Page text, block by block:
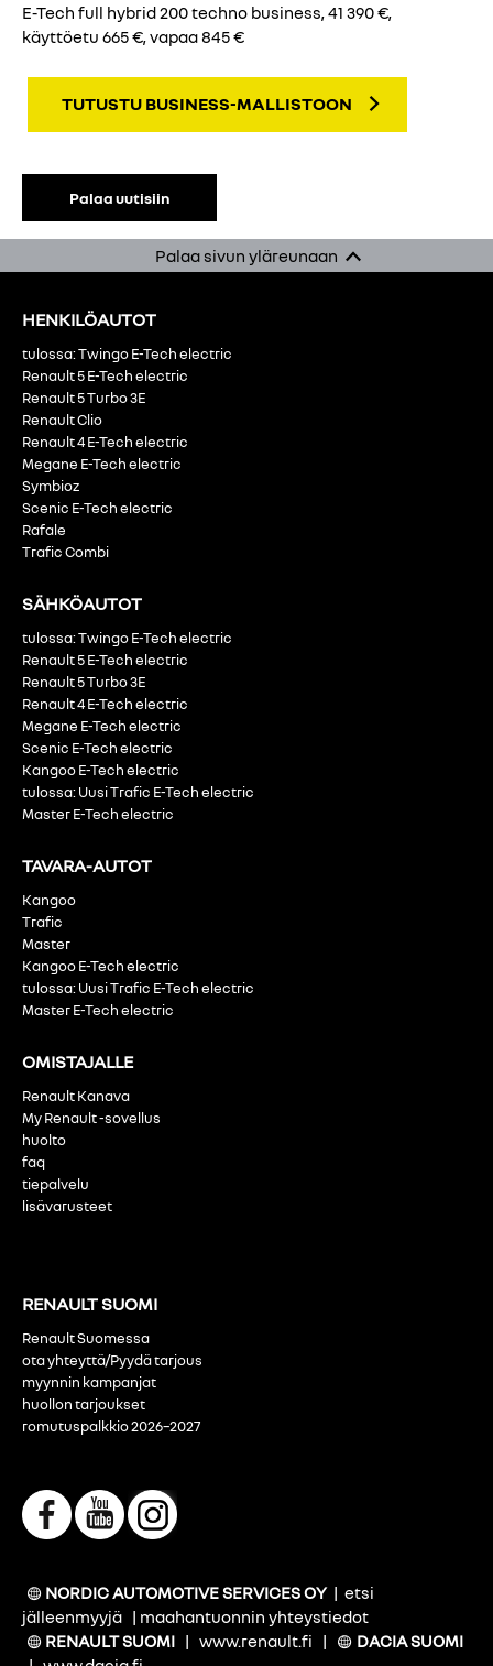
E-Tech full hybrid 200 techno business, 41 390 €,
käyttöetu 665 €, vapaa 845 €
TUTUSTU BUSINESS-MALLISTOON
Palaa uutisiin
Palaa sivun yläreunaan
HENKILÖAUTOT
tulossa: Twingo E-Tech electric
Renault 5 E-Tech electric
Renault 5 Turbo 3E
Renault Clio
Renault 4 E-Tech electric
Megane E-Tech electric
Symbioz
Scenic E-Tech electric
Rafale
Trafic Combi
SÄHKÖAUTOT
tulossa: Twingo E-Tech electric
Renault 5 E-Tech electric
Renault 5 Turbo 3E
Renault 4 E-Tech electric
Megane E-Tech electric
Scenic E-Tech electric
Kangoo E-Tech electric
tulossa: Uusi Trafic E-Tech electric
Master E-Tech electric
TAVARA-AUTOT
Kangoo
Trafic
Master
Kangoo E-Tech electric
tulossa: Uusi Trafic E-Tech electric
Master E-Tech electric
OMISTAJALLE
Renault Kanava
My Renault -sovellus
huolto
faq
tiepalvelu
lisävarusteet
RENAULT SUOMI
Renault Suomessa
ota yhteyttä/Pyydä tarjous
myynnin kampanjat
huollon tarjoukset
romutuspalkkio 2026–2027
NORDIC AUTOMOTIVE SERVICES OY | etsi
jälleenmyyjä | maahantuonnin yhteystiedot
RENAULT SUOMI | www.renault.fi |
DACIA SUOMI